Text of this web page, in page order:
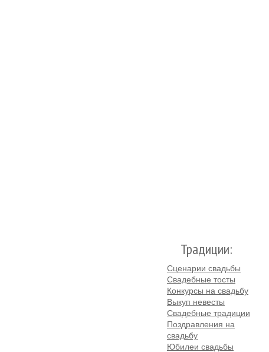
Традиции:
Сценарии свадьбы
Свадебные тосты
Конкурсы на свадьбу
Выкуп невесты
Свадебные традиции
Поздравления на
свадьбу
Юбилеи свадьбы